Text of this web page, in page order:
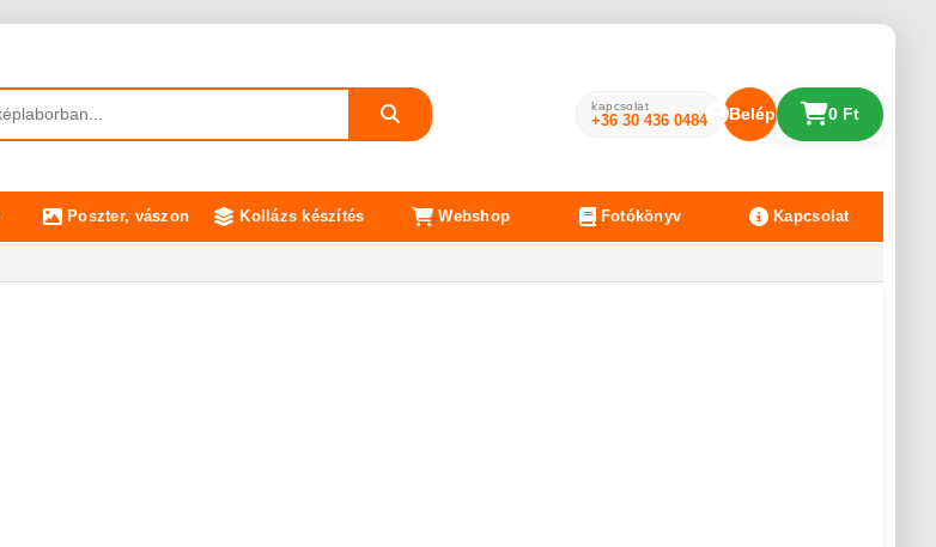
kapcsolat
+36 30 436 0484 Belépés 0 Ft
Poszter, vászon Kollázs készítés Webshop Fotókönyv Kapcsolat